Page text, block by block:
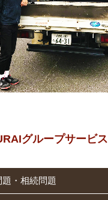
グループサービス
題・相続問題